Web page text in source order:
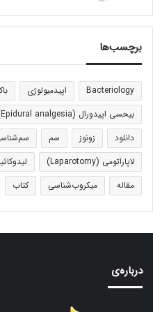
برچسب‌ها
Bacteriology اپیدمیولوژی
بیحسی اپیدورال (Epidural analgesia)
دانلود
زونوز سم
لاپاراتومی (Laparotomy)
مقاله
میکروب‌شناسی کتاب
درباره‌ی